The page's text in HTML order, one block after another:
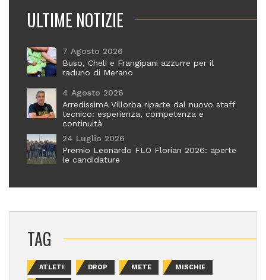
ULTIME NOTIZIE
7 Agosto 2026
Buso, Cheli e Frangipani azzurre per il
raduno di Merano
4 Agosto 2026
ArredissimA Villorba riparte dal nuovo staff
tecnico: esperienza, competenza e
continuità
24 Luglio 2026
Premio Leonardo FLO Florian 2026: aperte
le candidature
TAG
ATLETI DROP METE MISCHIE